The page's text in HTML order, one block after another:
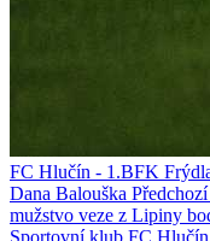
FC Hlučín - 1.BFK
Dana Balouška Předchozí
mužstvo veze z Lipiny
Sportovní klub FC